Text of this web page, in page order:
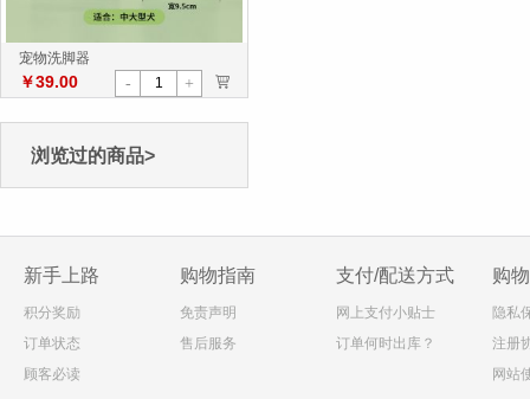
宠物洗脚器
￥39.00 - + >
浏览过的商品>
新手上路
积分奖励
订单状态
顾客必读
购物指南
免责声明
售后服务
支付/配送方式
网上支付小贴士
订单何时出库？
购
隐私
注册
网站